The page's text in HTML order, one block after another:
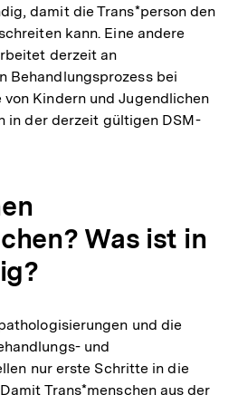
damit die Trans*person den
kann. Eine andere
derzeit an
Behandlungsprozess bei
Kindern und Jugendlichen
in der derzeit gültigen DSM-
Was ist in
und die
und
nur erste Schritte in die
Trans*menschen aus der